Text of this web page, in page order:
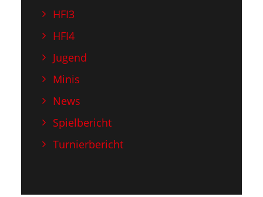
HFI3
HFI4
Jugend
Minis
News
Spielbericht
Turnierbericht